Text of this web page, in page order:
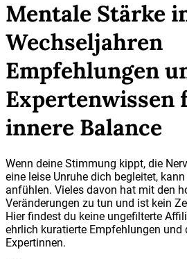
Mentale Stärke
Wechseljahren
Empfehlungen
Expertenwissen
innere Balance
Wenn deine Stimmung kippt, die
eine leise Unruhe dich begleitet,
anfühlen. Vieles davon hat mit den
Veränderungen zu tun und ist kein
Hier findest du keine ungefilterte
ehrlich kuratierte Empfehlungen und
Expertinnen.